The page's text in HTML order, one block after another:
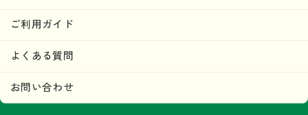
ご利用ガイド
よくある質問
お問い合わせ